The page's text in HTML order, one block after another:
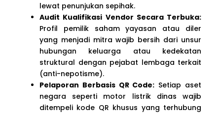
lewat penunjukan sepihak.
Audit Kualifikasi Vendor Secara Terbuka:
Profil pemilik saham yayasan atau diler
yang menjadi mitra wajib bersih dari unsur
hubungan keluarga atau kedekatan
struktural dengan pejabat lembaga terkait
(anti-nepotisme).
Pelaporan Berbasis QR Code: Setiap aset
negara seperti motor listrik dinas wajib
ditempeli kode QR khusus yang terhubung